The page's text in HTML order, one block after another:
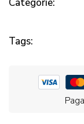
Categorie:
Tags: